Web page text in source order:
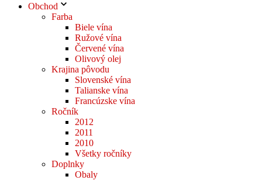
Obchod
Farba
Biele vína
Ružové vína
Červené vína
Olivový olej
Krajina pôvodu
Slovenské vína
Talianske vína
Francúzske vína
Ročník
2012
2011
2010
Všetky ročníky
Doplnky
Obaly